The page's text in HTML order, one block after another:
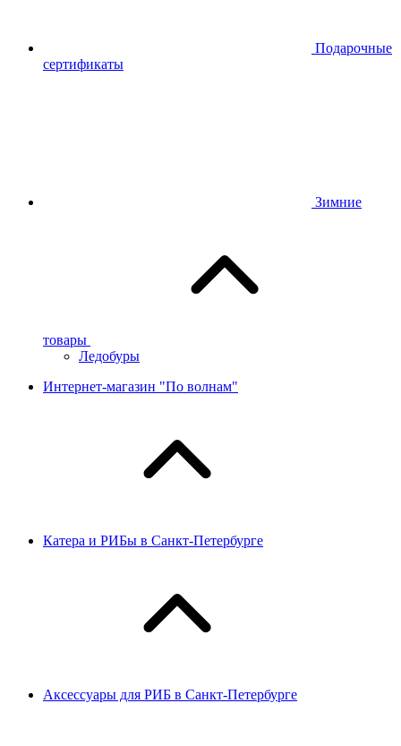
Подарочные
сертификаты
Зимние
товары
Ледобуры
Интернет-магазин "По волнам"
Катера и РИБы в Санкт-Петербурге
Аксессуары для РИБ в Санкт-Петербурге